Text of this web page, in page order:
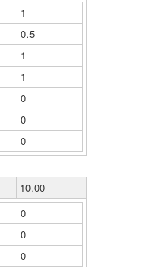
1
0.5
1
1
0
0
0
10.00
0
0
0